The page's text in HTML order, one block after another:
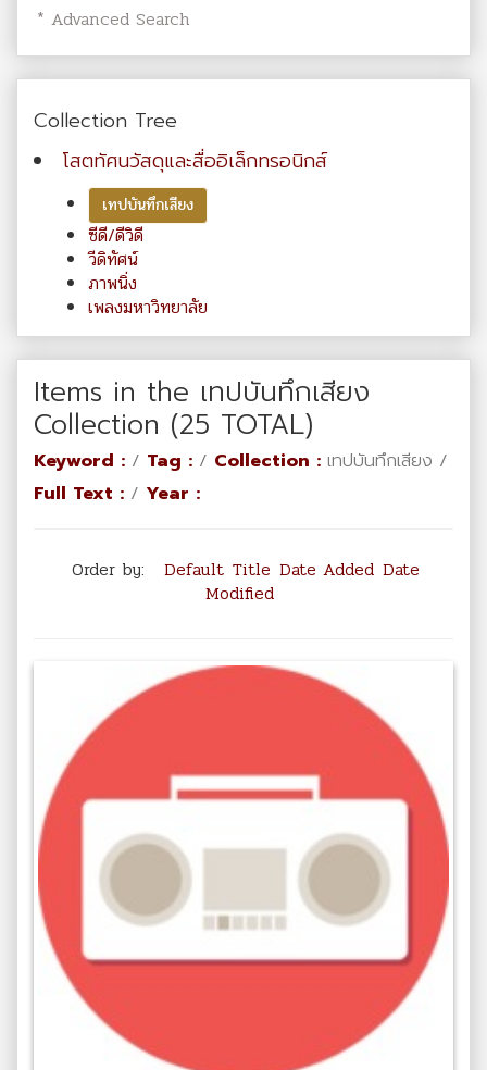
* Advanced Search
Collection Tree
โสตทัศนวัสดุและสื่ออิเล็กทรอนิกส์
เทปบันทึกเสียง
ซีดี/ดีวิดี
วีดิทัศน์
ภาพนิ่ง
เพลงมหาวิทยาลัย
Items in the เทปบันทึกเสียง
Collection (25 TOTAL)
Keyword : / Tag : / Collection : เทปบันทึกเสียง /
Full Text : / Year :
Order by: Default Title Date Added Date
Modified